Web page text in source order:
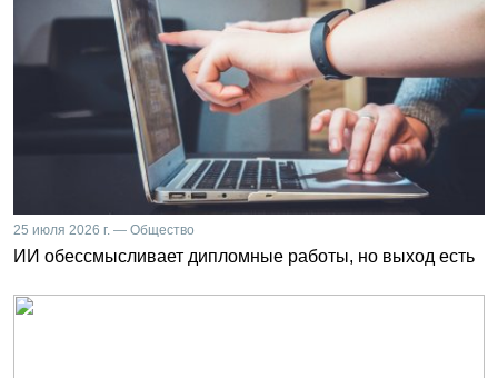
25 июля 2026 г. — Общество
ИИ обессмысливает дипломные работы, но выход есть